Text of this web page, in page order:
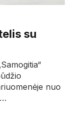
su
nuo